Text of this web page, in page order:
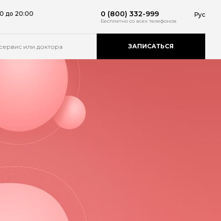
до 20:00 0 (800) 332-999
Бесплатно со всех телефонов
Рус
ЗАПИСАТЬСЯ